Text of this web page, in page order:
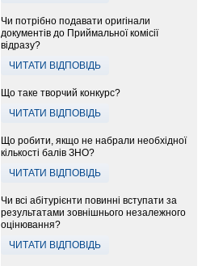
Чи потрібно подавати оригінали
документів до Приймальної комісії
відразу?
ЧИТАТИ ВІДПОВІДЬ
Що таке творчий конкурс?
ЧИТАТИ ВІДПОВІДЬ
Що робити, якщо не набрали необхідної
кількості балів ЗНО?
ЧИТАТИ ВІДПОВІДЬ
Чи всі абітурієнти повинні вступати за
результатами зовнішнього незалежного
оцінювання?
ЧИТАТИ ВІДПОВІДЬ